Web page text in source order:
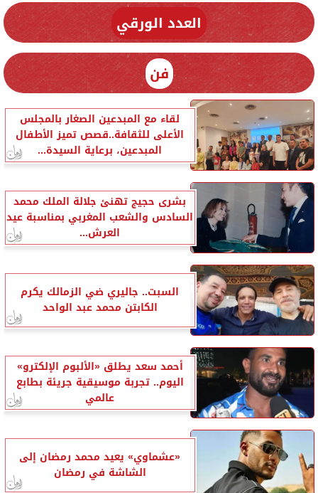
العدد الورقي
فن
لقاء مع المبدعين الصغار بالمجلس
الأعلى للثقافة..قصص تميز الأطفال
المبدعين، برعاية السيدة...
بشرى حجيج تهنئ جلالة الملك محمد
السادس والشعب المغربي بمناسبة عيد
العرش...
السبت.. جاليري ضي الزمالك يكرم
الكابتن محمد عبد الواحد
أحمد سعد يطلق «الألبوم الإلكترو»
اليوم.. تجربة موسيقية جريئة بطابع
عالمي
«عشماوي» يعيد محمد رمضان إلى
الشاشة في رمضان